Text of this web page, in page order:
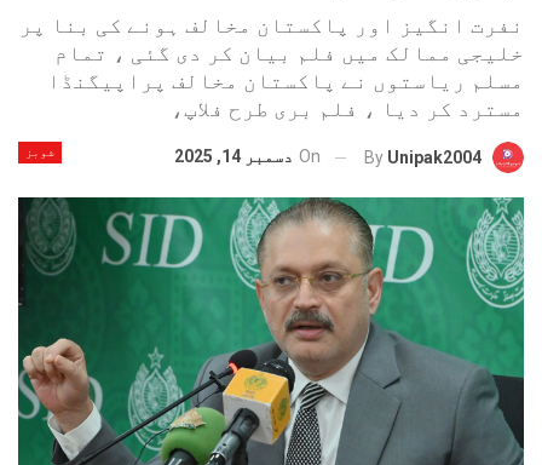
نفرت انگیز اور پاکستان مخالف ہونے کی بنا پر
خلیجی ممالک میں فلم بیان کر دی گئی ، تمام
مسلم ریاستوں نے پاکستان مخالف پراپیگنڈا
مسترد کر دیا ، فلم بری طرح فلاپ،
شوبز By Unipak2004
On دسمبر 14, 2025